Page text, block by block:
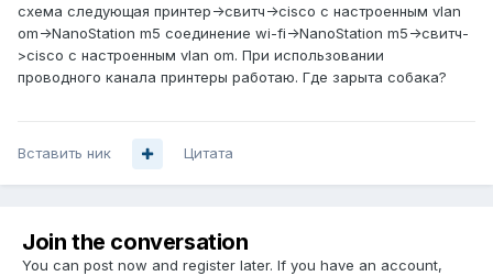
схема следующая принтер->свитч->cisco с настроенным vlan
om->NanoStation m5 соединение wi-fi->NanoStation m5->свитч-
>cisco с настроенным vlan om. При использовании
проводного канала принтеры работаю. Где зарыта собака?
Вставить ник Цитата
Join the conversation
You can post now and register later. If you have an account,